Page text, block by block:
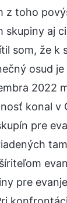
z toho
skupiny aj
som, že k
osud je
2022
konal v
pre
pre